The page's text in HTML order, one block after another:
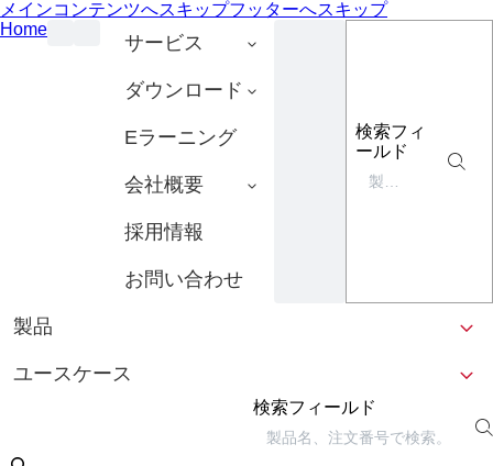
メインコンテンツへスキップフッターへスキップ
Home
サービス
ダウンロード
Eラーニング
会社概要
採用情報
お問い合わせ
検索フィ
ールド
製品
ユースケース
検索フィールド